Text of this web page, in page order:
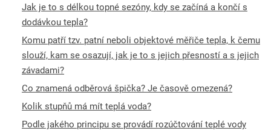
Jak je to s délkou topné sezóny, kdy se začíná a končí s
dodávkou tepla?
Komu patří tzv. patní neboli objektové měřiče tepla, k čemu
slouží, kam se osazují, jak je to s jejich přesností a s jejich
závadami?
Co znamená odběrová špička? Je časově omezená?
Kolik stupňů má mít teplá voda?
Podle jakého principu se provádí rozúčtování teplé vody